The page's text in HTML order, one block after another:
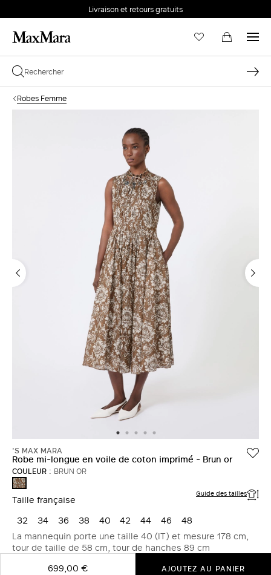
Livraison et retours gratuits
Robes Femme
'S MAX MARA
Robe mi-longue en voile de coton imprimé - Brun or
COULEUR : BRUN OR
BRUN
OR
Taille française Guide des tailles
32 34 36 38 40 42 44 46
48
La mannequin porte une taille 40 (IT) et mesure 178 cm,
tour de taille de 58 cm, tour de hanches 89 cm
699,00 €
AJOUTEZ AU PANIER